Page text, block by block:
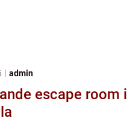
admin
escape room i